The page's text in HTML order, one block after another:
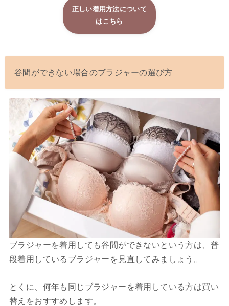
正しい着用方法について
はこちら
谷間ができない場合のブラジャーの選び方
ブラジャーを着用しても谷間ができないという方は、普
段着用しているブラジャーを見直してみましょう。
とくに、何年も同じブラジャーを着用している方は買い
替えをおすすめします。